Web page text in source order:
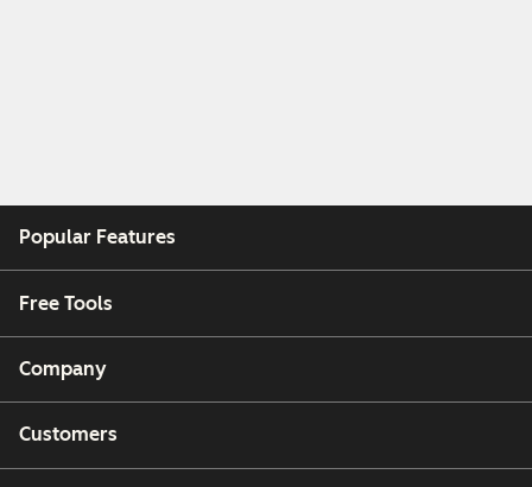
Popular Features
Free Tools
Company
Customers